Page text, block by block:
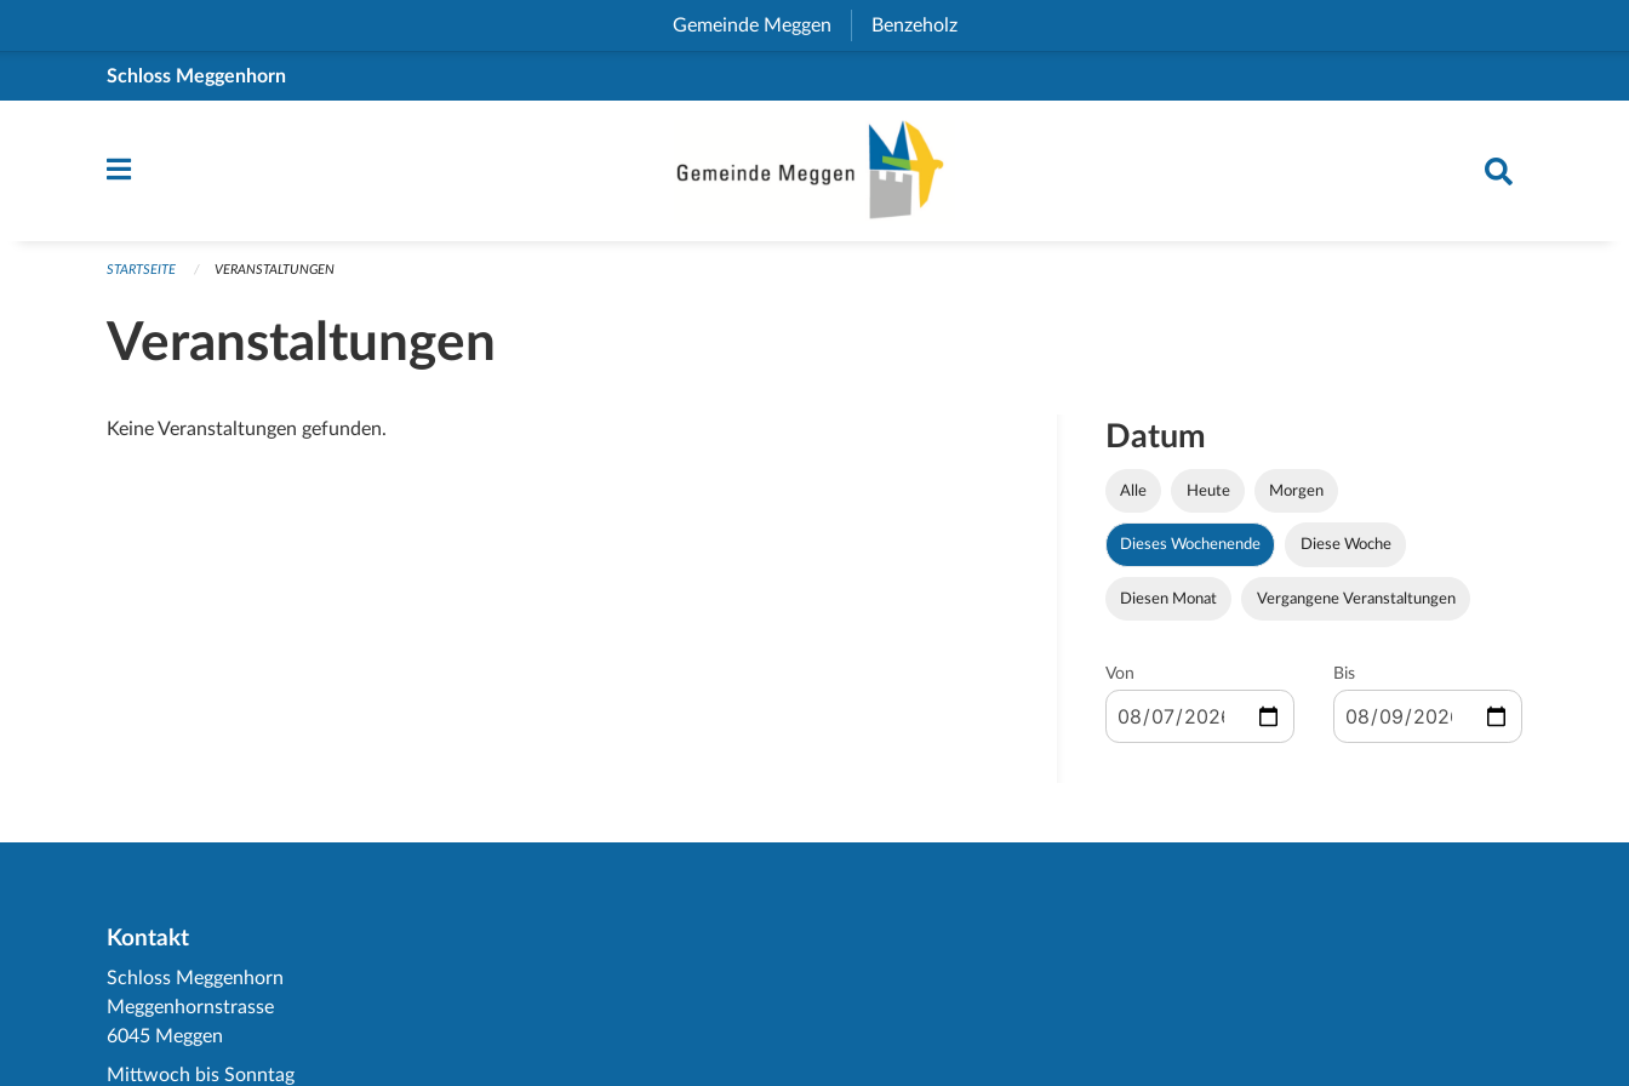
Gemeinde Meggen (External Link)
Benzeholz(External Link)
Schloss Meggenhorn
STARTSEITE VERANSTALTUNGEN
Veranstaltungen
Keine Veranstaltungen gefunden. Datum
Alle Heute Morgen
Dieses Wochenende Diese Woche
Diesen Monat Vergangene Veranstaltungen
Von Bis
Kontakt
Schloss Meggenhorn
Meggenhornstrasse
6045 Meggen
Mittwoch bis Sonntag